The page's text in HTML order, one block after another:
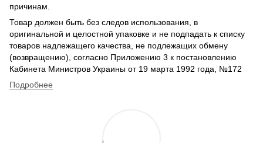
причинам.
Товар должен быть без следов использования, в
оригинальной и целостной упаковке и не подпадать к списку
товаров надлежащего качества, не подлежащих обмену
(возвращению), согласно Приложению 3 к постановлению
Кабинета Министров Украины от 19 марта 1992 года, №172
Подробнее